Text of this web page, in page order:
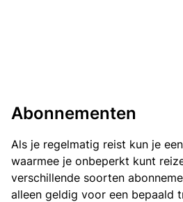
Abonnementen
Als je regelmatig reist kun je
waarmee je onbeperkt kunt
verschillende soorten
alleen geldig voor een bepaald